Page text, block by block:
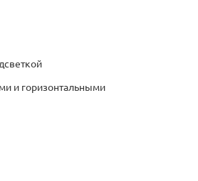
и горизонтальными